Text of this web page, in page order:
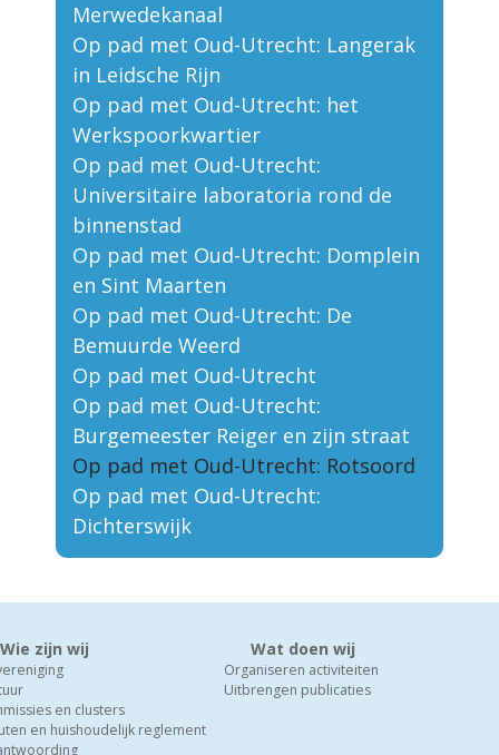
Merwedekanaal
Op pad met Oud-Utrecht: Langerak
in Leidsche Rijn
Op pad met Oud-Utrecht: het
Werkspoorkwartier
Op pad met Oud-Utrecht:
Universitaire laboratoria rond de
binnenstad
Op pad met Oud-Utrecht: Domplein
en Sint Maarten
Op pad met Oud-Utrecht: De
Bemuurde Weerd
Op pad met Oud-Utrecht
Op pad met Oud-Utrecht:
Burgemeester Reiger en zijn straat
Op pad met Oud-Utrecht: Rotsoord
Op pad met Oud-Utrecht:
Dichterswijk
Wie zijn wij
en clusters
en huishoudelijk reglement
Wat doen wij
Organiseren activiteiten
Uitbrengen publicaties